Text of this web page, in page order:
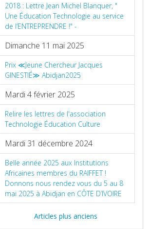
2018 : Lettre Jean Michel Blanquer, "
Une Éducation Technologie au service
de l’ENTREPRENDRE !" -
Dimanche 11 mai 2025
Prix ≪Jeune Chercheur Jacques
GINESTIÉ≫ Abidjan2025
Mardi 4 février 2025
Relire les lettres de l'association
Technologie Éducation Culture
Mardi 31 décembre 2024
Belle année 2025 aux Institutions
Africaines membres du RAIFFET !
Donnons nous rendez vous du 5 au 8
mai 2025 à Abidjan en CÔTE D’IVOIRE
Articles plus anciens